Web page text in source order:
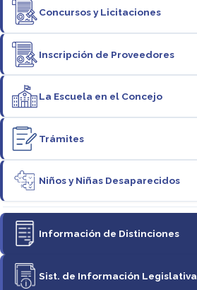
Concursos y Licitaciones
Inscripción de Proveedores
La Escuela en el Concejo
Trámites
Niños y Niñas Desaparecidos
Información de Distinciones
Sist. de Información Legislativa